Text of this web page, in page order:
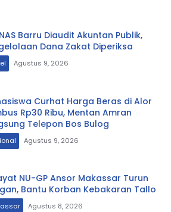
Barru Diaudit Akuntan Publik,
Dana Zakat Diperiksa
Agustus 9, 2026
Curhat Harga Beras di Alor
Rp30 Ribu, Mentan Amran
Telepon Bos Bulog
Agustus 9, 2026
NU-GP Ansor Makassar Turun
Bantu Korban Kebakaran Tallo
Agustus 8, 2026